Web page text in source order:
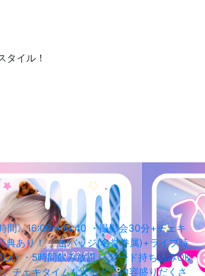
タイル！
》16:00〜16:40 ・撮影会30分+チェキ
典あり！ 缶バッジ(名誉眷属)+ライブ時
・5時間飲み放題 ・フード持ち込みOK
チェキタイムなどなど、内容盛りだくさ